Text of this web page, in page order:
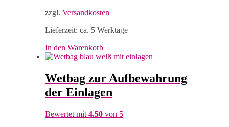
zzgl. Versandkosten
Lieferzeit: ca. 5 Werktage
In den Warenkorb
Wetbag zur Aufbewahrung
der Einlagen
Bewertet mit 4.50 von 5